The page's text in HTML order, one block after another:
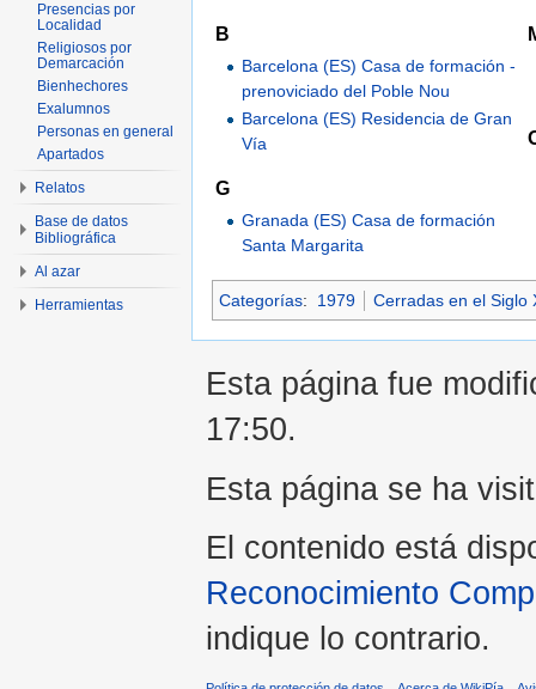
B
Barcelona (ES) Casa de formación -
prenoviciado del Poble Nou
Barcelona (ES) Residencia de Gran
Vía
G
Granada (ES) Casa de formación
Santa Margarita
Categorías: 1979 Cerradas en el Siglo
Presencias por
Localidad
Religiosos por
Demarcación
Bienhechores
Exalumnos
Personas en general
Apartados
Relatos
Base de datos
Bibliográfica
Al azar
Herramientas
Esta página fue
17:50.
Esta página se ha
El contenido está
Reconocimiento
indique lo contrario.